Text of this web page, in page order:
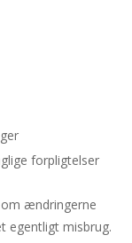
forpligtelser
ændringerne
egentligt misbrug.